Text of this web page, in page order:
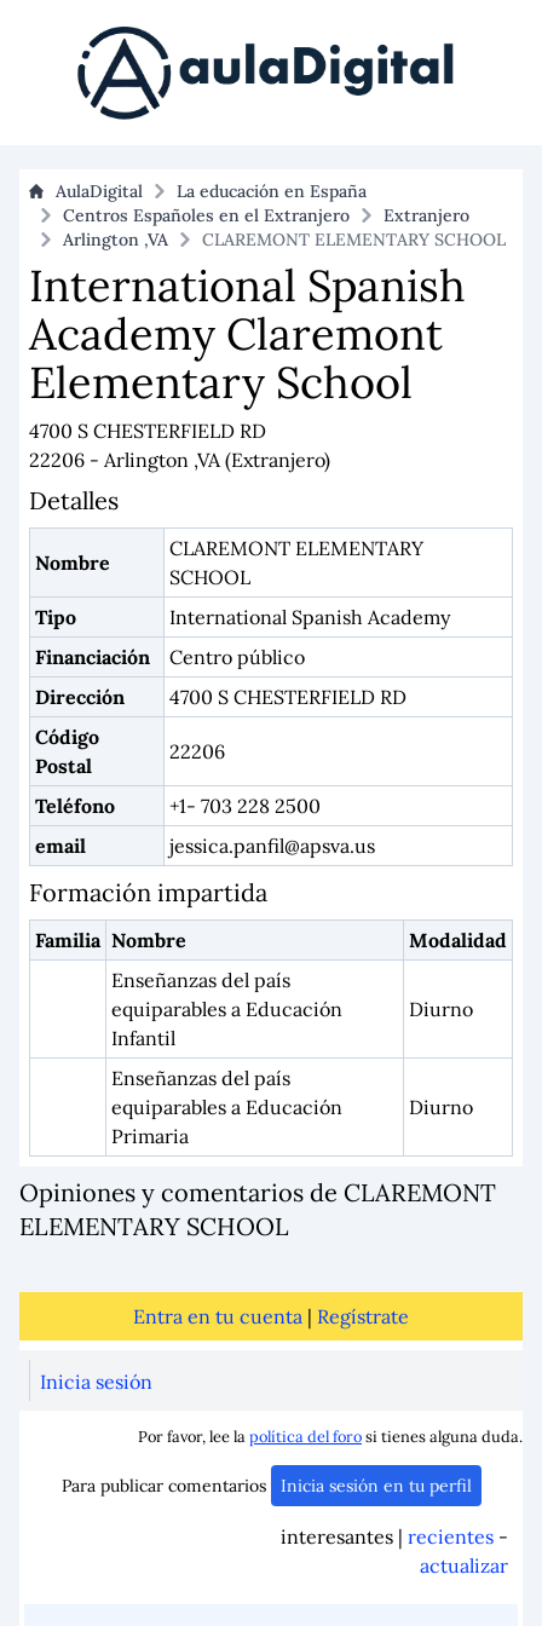
AulaDigital
La educación en España
Centros Españoles en el Extranjero
Extranjero
Arlington ,VA
CLAREMONT ELEMENTARY SCHOOL
International Spanish
Academy Claremont
Elementary School
4700 S CHESTERFIELD RD
22206 - Arlington ,VA (Extranjero)
Detalles
Nombre
CLAREMONT ELEMENTARY
SCHOOL
Tipo
International Spanish Academy
Financiación
Centro público
Dirección
4700 S CHESTERFIELD RD
Código
Postal
22206
Teléfono
+1- 703 228 2500
email
jessica.panfil@apsva.us
Formación impartida
Familia Nombre
Modalidad
Enseñanzas del país
equiparables a Educación
Infantil
Diurno
Enseñanzas del país
equiparables a Educación
Primaria
Diurno
Opiniones y comentarios de CLAREMONT
ELEMENTARY SCHOOL
Entra en tu cuenta | Regístrate
Inicia sesión
Por favor, lee lapolítica del forosi tienes alguna duda.
Para publicar comentarios Inicia sesión en tu perfil
interesantes | recientes -
actualizar